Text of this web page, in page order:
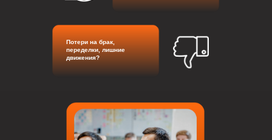
Потери на брак,
переделки, лишние
движения?